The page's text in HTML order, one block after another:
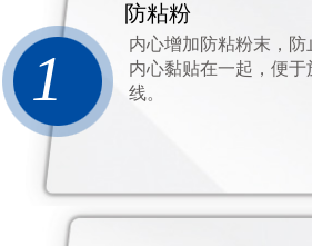
1
防粘粉
内心增加防粘粉末，防
内心黏贴在一起，便于
线。